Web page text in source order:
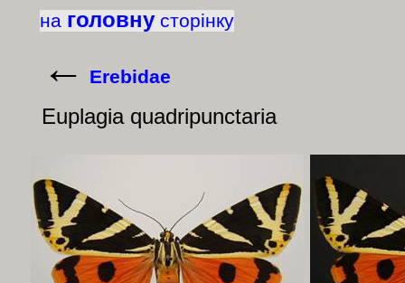
на головну сторінку
← Erebidae
Euplagia quadripunctaria